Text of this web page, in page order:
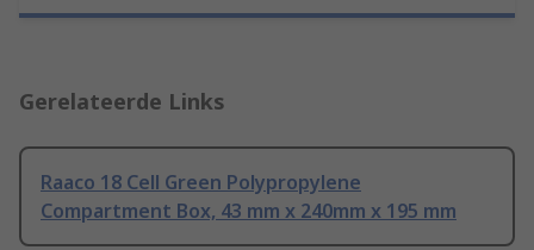
Gerelateerde Links
Raaco 18 Cell Green Polypropylene
Compartment Box, 43 mm x 240mm x 195 mm